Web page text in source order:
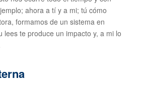
ahora a tí y a mi; tú cómo
formamos de un sistema en
lees te produce un impacto y, a mi lo